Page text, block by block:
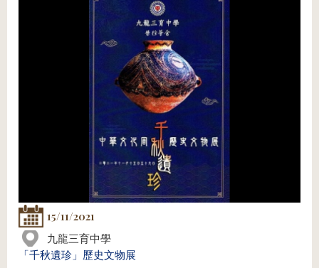
15/11/2021
九龍三育中學
「千秋遺珍」歷史文物展